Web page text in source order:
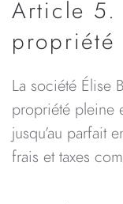
Article 5.
propriété
La société Élise
propriété pleine
jusqu’au parfait
frais et taxes